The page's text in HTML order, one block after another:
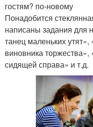
гостям? по-новому
Понадобится
написаны задания для
танец маленьких
виновника
сидящей справа» и т.д.